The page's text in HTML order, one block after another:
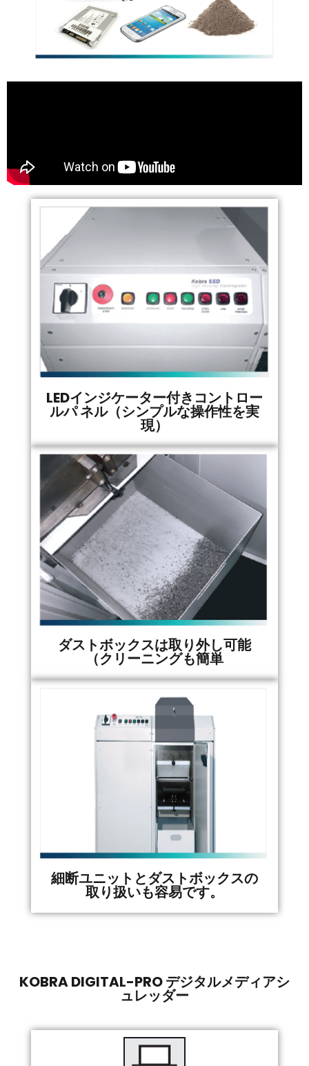
LEDインジケーター付きコントロー
ルパ ネル（シンプルな操作性を実
現）
ダストボックスは取り外し可能
（クリーニングも簡単
細断ユニットとダストボックスの
取り扱いも容易です。
KOBRA DIGITAL-PRO デジタルメディアシ
ュレッダー